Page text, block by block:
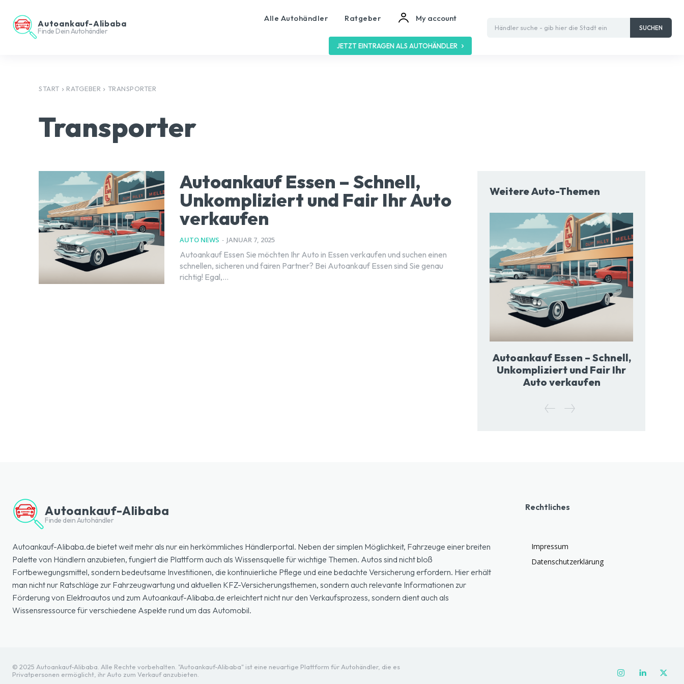
Autoankauf-Alibaba
Finde Dein Autohändler
Alle Autohändler Ratgeber My account
JETZT EINTRAGEN ALS AUTOHÄNDLER
Händler suche - gib hier die Stadt ein SUCHEN
START RATGEBER TRANSPORTER
Transporter
Autoankauf Essen – Schnell,
Unkompliziert und Fair Ihr Auto
verkaufen
AUTO NEWS - JANUAR 7, 2025
Autoankauf Essen Sie möchten Ihr Auto in Essen verkaufen und suchen einen
schnellen, sicheren und fairen Partner? Bei Autoankauf Essen sind Sie genau
richtig! Egal,...
Weitere Auto-Themen
Autoankauf Essen – Schnell,
Unkompliziert und Fair Ihr
Auto verkaufen
Autoankauf-Alibaba
Finde dein Autohändler
Autoankauf-Alibaba.de bietet weit mehr als nur ein herkömmliches Händlerportal. Neben der simplen Möglichkeit, Fahrzeuge einer breiten
Palette von Händlern anzubieten, fungiert die Plattform auch als Wissensquelle für wichtige Themen. Autos sind nicht bloß
Fortbewegungsmittel, sondern bedeutsame Investitionen, die kontinuierliche Pflege und eine bedachte Versicherung erfordern. Hier erhält
man nicht nur Ratschläge zur Fahrzeugwartung und aktuellen KFZ-Versicherungsthemen, sondern auch relevante Informationen zur
Förderung von Elektroautos und zum Autoankauf-Alibaba.de erleichtert nicht nur den Verkaufsprozess, sondern dient auch als
Wissensressource für verschiedene Aspekte rund um das Automobil.
Rechtliches
Impressum
Datenschutzerklärung
© 2025 Autoankauf-Alibaba. Alle Rechte vorbehalten. "Autoankauf-Alibaba" ist eine neuartige Plattform für Autohändler, die es
Privatpersonen ermöglicht, ihr Auto zum Verkauf anzubieten.